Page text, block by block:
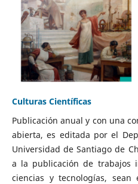
Culturas Científicas
Publicación anual y con una
abierta, es editada por el
Universidad de Santiago de
a la publicación de trabajos
ciencias y tecnologías, sean